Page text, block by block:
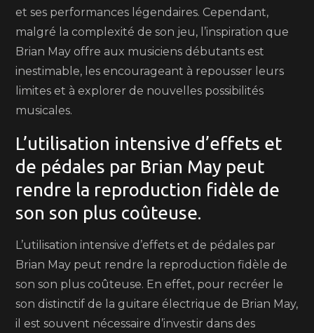
et ses performances légendaires. Cependant,
malgré la complexité de son jeu, l’inspiration que
Brian May offre aux musiciens débutants est
inestimable, les encourageant à repousser leurs
limites et à explorer de nouvelles possibilités
musicales.
L’utilisation intensive d’effets et
de pédales par Brian May peut
rendre la reproduction fidèle de
son son plus coûteuse.
L’utilisation intensive d’effets et de pédales par
Brian May peut rendre la reproduction fidèle de
son son plus coûteuse. En effet, pour recréer le
son distinctif de la guitare électrique de Brian May,
il est souvent nécessaire d’investir dans des